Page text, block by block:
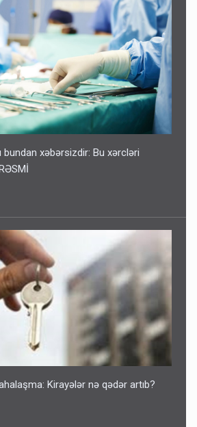
bundan xəbərsizdir: Bu xərcləri
Kirayələr nə qədər artıb?